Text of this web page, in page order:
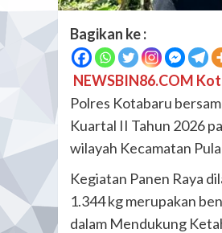
Bagikan ke :
NEWSBIN86.COM
Polres Kotabaru
Kuartal II Tahun 2026
wilayah Kecamatan
Kegiatan Panen Raya
1.344 kg merupakan
dalam Mendukung